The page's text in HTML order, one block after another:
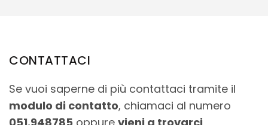
CONTATTACI
Se vuoi saperne di più contattaci tramite il
modulo di contatto, chiamaci al numero